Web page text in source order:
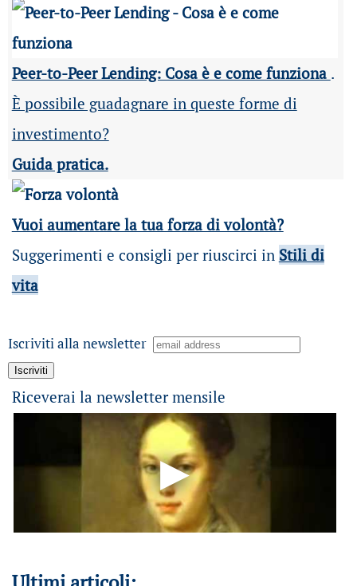
Peer-to-Peer Lending: Cosa è e come funziona .
È possibile guadagnare in queste forme di
investimento?
Guida pratica.
Vuoi aumentare la tua forza di volontà?
Suggerimenti e consigli per riuscirci in Stili di
vita
Iscriviti alla newsletter
Riceverai la newsletter mensile